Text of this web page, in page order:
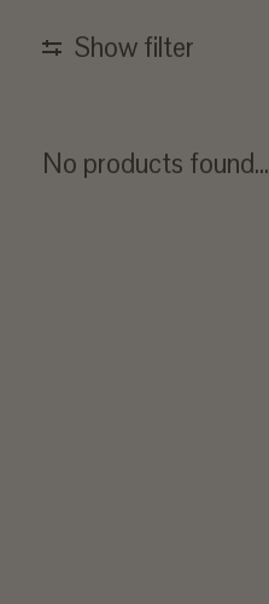
Show filter
No products found...